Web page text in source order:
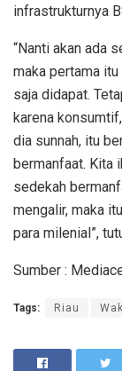
infrastrukturnya
“Nanti akan ada
maka pertama
saja didapat.
karena
dia sunnah, itu
bermanfaat. Kita
sedekah
mengalir, maka
para milenial”,
Sumber :
Tags: Riau